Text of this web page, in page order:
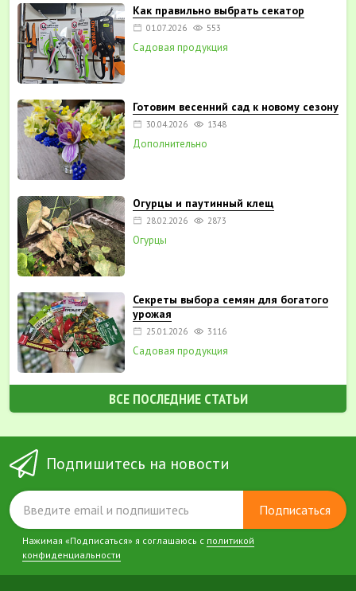
Как правильно выбрать секатор
01.07.2026 553
Садовая продукция
Готовим весенний сад к новому сезону
30.04.2026 1348
Дополнительно
Огурцы и паутинный клещ
28.02.2026 2873
Огурцы
Секреты выбора семян для богатого
урожая
25.01.2026 3116
Садовая продукция
ВСЕ ПОСЛЕДНИЕ СТАТЬИ
Подпишитесь на новости
Подписаться
Нажимая «Подписаться» я соглашаюсь с политикой
конфиденциальности